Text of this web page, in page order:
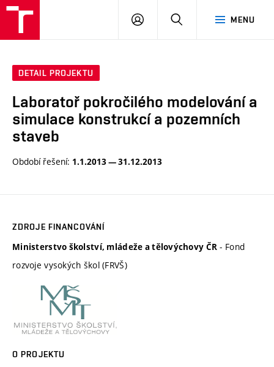
MENU
PŘIHLÁSIT
DETAIL PROJEKTU
Laboratoř pokročilého modelování a
simulace konstrukcí a pozemních
staveb
Období řešení: 1.1.2013 — 31.12.2013
ZDROJE FINANCOVÁNÍ
Ministerstvo školství, mládeže a tělovýchovy ČR - Fond
rozvoje vysokých škol (FRVŠ)
O PROJEKTU